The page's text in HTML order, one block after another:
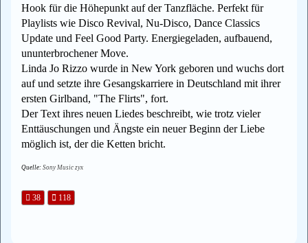
Hook für die Höhepunkt auf der Tanzfläche. Perfekt für
Playlists wie Disco Revival, Nu-Disco, Dance Classics
Update und Feel Good Party. Energiegeladen, aufbauend,
ununterbrochener Move.
Linda Jo Rizzo wurde in New York geboren und wuchs dort
auf und setzte ihre Gesangskarriere in Deutschland mit ihrer
ersten Girlband, "The Flirts", fort.
Der Text ihres neuen Liedes beschreibt, wie trotz vieler
Enttäuschungen und Ängste ein neuer Beginn der Liebe
möglich ist, der die Ketten bricht.
Quelle: Sony Music zyx
38 118